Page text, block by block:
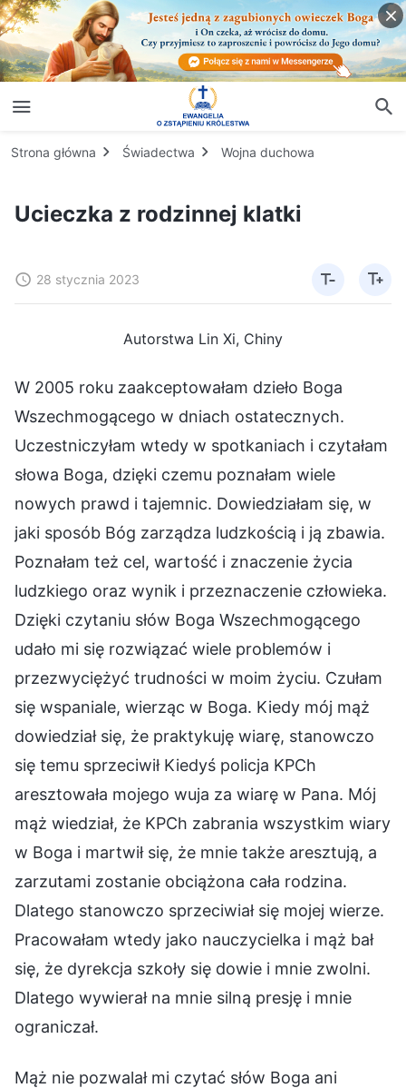
Strona główna Świadectwa Wojna duchowa
Ucieczka z rodzinnej klatki
28 stycznia 2023
Autorstwa Lin Xi, Chiny
W 2005 roku zaakceptowałam dzieło Boga
Wszechmogącego w dniach ostatecznych.
Uczestniczyłam wtedy w spotkaniach i czytałam
słowa Boga, dzięki czemu poznałam wiele
nowych prawd i tajemnic. Dowiedziałam się, w
jaki sposób Bóg zarządza ludzkością i ją zbawia.
Poznałam też cel, wartość i znaczenie życia
ludzkiego oraz wynik i przeznaczenie człowieka.
Dzięki czytaniu słów Boga Wszechmogącego
udało mi się rozwiązać wiele problemów i
przezwyciężyć trudności w moim życiu. Czułam
się wspaniale, wierząc w Boga. Kiedy mój mąż
dowiedział się, że praktykuję wiarę, stanowczo
się temu sprzeciwił Kiedyś policja KPCh
aresztowała mojego wuja za wiarę w Pana. Mój
mąż wiedział, że KPCh zabrania wszystkim wiary
w Boga i martwił się, że mnie także aresztują, a
zarzutami zostanie obciążona cała rodzina.
Dlatego stanowczo sprzeciwiał się mojej wierze.
Pracowałam wtedy jako nauczycielka i mąż bał
się, że dyrekcja szkoły się dowie i mnie zwolni.
Dlatego wywierał na mnie silną presję i mnie
ograniczał.
Mąż nie pozwalał mi czytać słów Boga ani